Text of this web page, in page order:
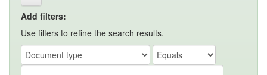
Add filters:
Use filters to refine the search results.